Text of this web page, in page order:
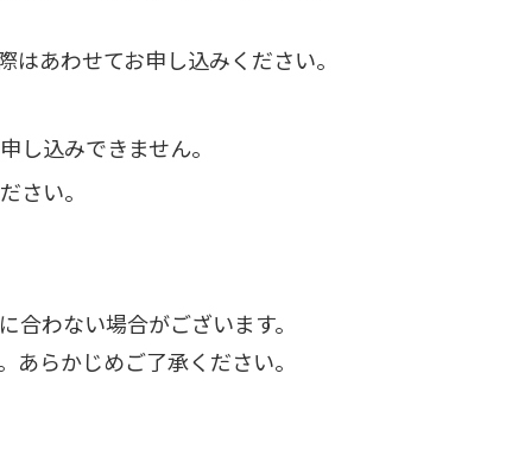
あわせてお申し込みください。
し込みできません。
さい。
わない場合がございます。
らかじめご了承ください。